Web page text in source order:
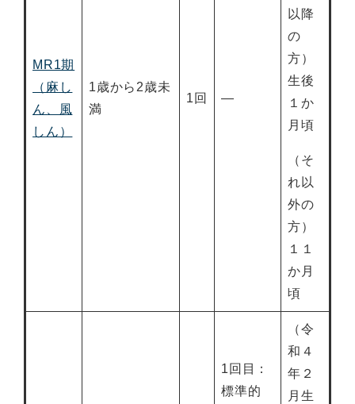
MR1期
（麻し
ん、風
しん）
1歳から2歳未
満
1回 ―
以降
の
方）
生後
１か
月頃
（そ
れ以
外の
方）
１１
か月
頃
1回目：
標準的
（令
和４
年２
月生